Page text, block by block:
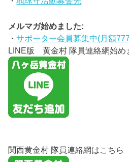
メルマガ始めました:
・サポーター会員募集中(月額777
LINE版 黄金村 隊員連絡網始め
関西黄金村 隊員連絡網はこちら